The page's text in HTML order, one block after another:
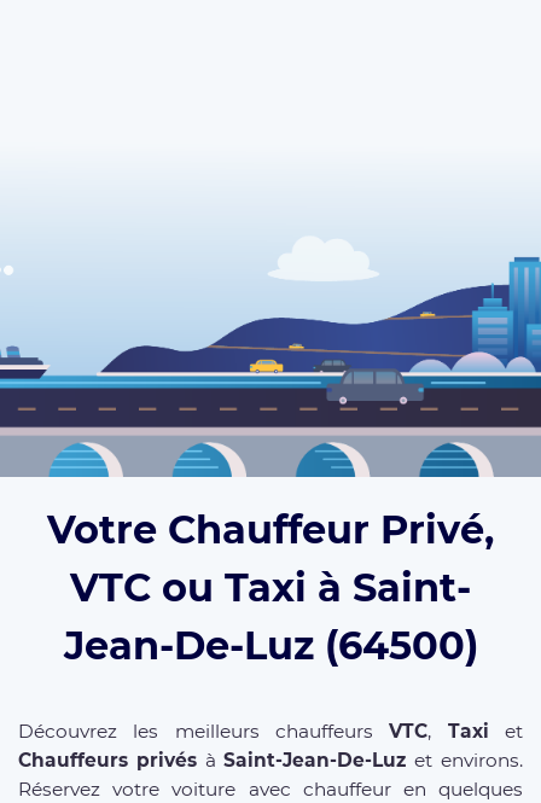
Votre Chauffeur Privé,
VTC ou Taxi à Saint-
Jean-De-Luz (64500)
Découvrez les meilleurs chauffeursVTC, Taxi et
Chauffeurs privésàSaint-Jean-De-Luz et environs.
Réservez votre voiture avec chauffeur en quelques